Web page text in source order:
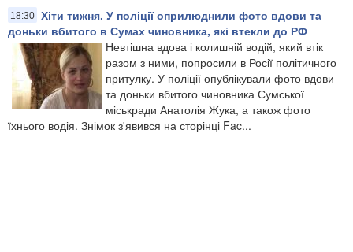
18:30 Хіти тижня. У поліції оприлюднили фото вдови та
доньки вбитого в Сумах чиновника, які втекли до РФ
Невтішна вдова і колишній водій, який втік
разом з ними, попросили в Росії політичного
притулку. У поліції опублікували фото вдови
та доньки вбитого чиновника Сумської
міськради Анатолія Жука, а також фото
їхнього водія. Знімок з'явився на сторінці Fac...